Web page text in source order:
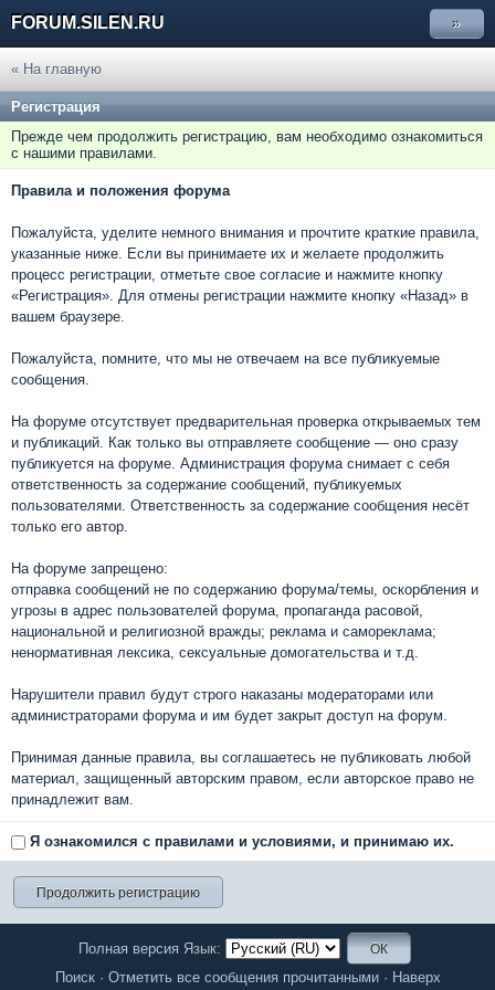
FORUM.SILEN.RU »
« На главную
Регистрация
Прежде чем продолжить регистрацию, вам необходимо ознакомиться
с нашими правилами.
Правила и положения форума
Пожалуйста, уделите немного внимания и прочтите краткие правила,
указанные ниже. Если вы принимаете их и желаете продолжить
процесс регистрации, отметьте свое согласие и нажмите кнопку
«Регистрация». Для отмены регистрации нажмите кнопку «Назад» в
вашем браузере.
Пожалуйста, помните, что мы не отвечаем на все публикуемые
сообщения.
На форуме отсутствует предварительная проверка открываемых тем
и публикаций. Как только вы отправляете сообщение — оно сразу
публикуется на форуме. Администрация форума снимает с себя
ответственность за содержание сообщений, публикуемых
пользователями. Ответственность за содержание сообщения несёт
только его автор.
На форуме запрещено:
отправка сообщений не по содержанию форума/темы, оскорбления и
угрозы в адрес пользователей форума, пропаганда расовой,
национальной и религиозной вражды; реклама и самореклама;
ненормативная лексика, сексуальные домогательства и т.д.
Нарушители правил будут строго наказаны модераторами или
администраторами форума и им будет закрыт доступ на форум.
Принимая данные правила, вы соглашаетесь не публиковать любой
материал, защищенный авторским правом, если авторское право не
принадлежит вам.
Я ознакомился с правилами и условиями, и принимаю их.
Полная версия Язык:
Поиск· Отметить все сообщения прочитанными· Наверх